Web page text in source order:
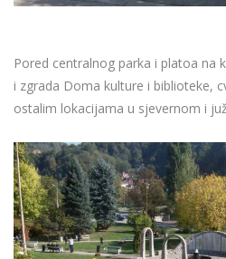
Pored centralnog parka i platoa na
i zgrada Doma kulture i biblioteke,
ostalim lokacijama u sjevernom i